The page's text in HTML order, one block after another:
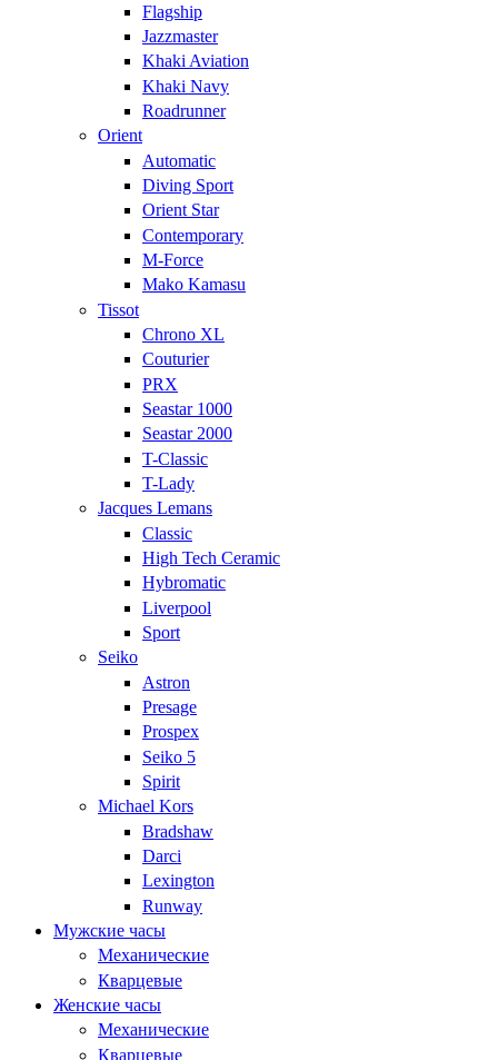
Flagship
Jazzmaster
Khaki Aviation
Khaki Navy
Roadrunner
Orient
Automatic
Diving Sport
Orient Star
Contemporary
M-Force
Mako Kamasu
Tissot
Chrono XL
Couturier
PRX
Seastar 1000
Seastar 2000
T-Classic
T-Lady
Jacques Lemans
Classic
High Tech Ceramic
Hybromatic
Liverpool
Sport
Seiko
Astron
Presage
Prospex
Seiko 5
Spirit
Michael Kors
Bradshaw
Darci
Lexington
Runway
Мужские часы
Механические
Кварцевые
Женские часы
Механические
Кварцевые